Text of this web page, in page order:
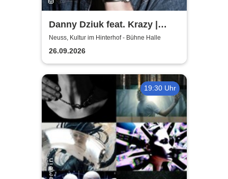
Danny Dziuk feat. Krazy |
Kultur im Hinterhof
Neuss, Kultur im Hinterhof - Bühne Halle
26.09.2026
19:30 Uhr